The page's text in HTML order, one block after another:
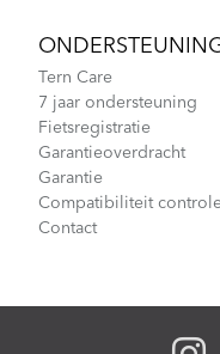
Tern Care
7 jaar ondersteuning
Fietsregistratie
Garantieoverdracht
Garantie
Compatibiliteit
Contact